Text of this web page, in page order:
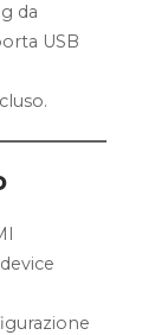
da
USB